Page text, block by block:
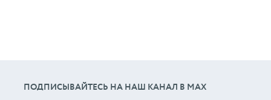
ПОДПИСЫВАЙТЕСЬ НА НАШ КАНАЛ В МАХ